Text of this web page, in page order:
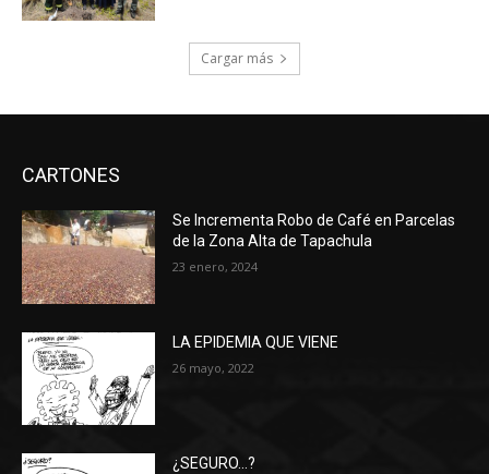
Cargar más
CARTONES
Se Incrementa Robo de Café en Parcelas
de la Zona Alta de Tapachula
23 enero, 2024
LA EPIDEMIA QUE VIENE
26 mayo, 2022
¿SEGURO…?